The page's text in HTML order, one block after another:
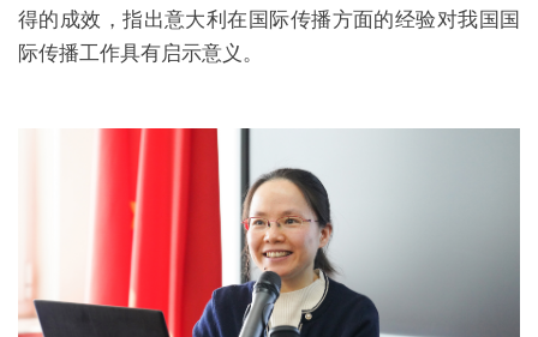
得的成效，指出意大利在国际传播方面的经验对我国国
际传播工作具有启示意义。